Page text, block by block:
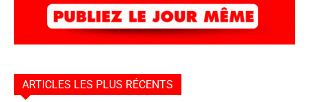
ARTICLES LES PLUS RÉCENTS